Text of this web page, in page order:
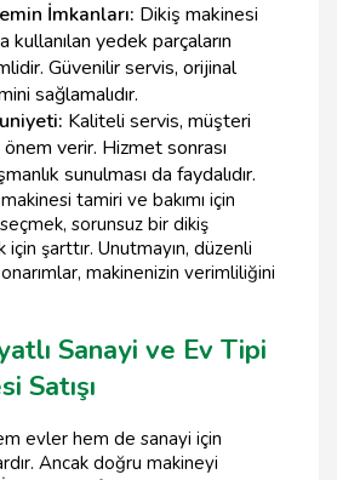
İmkanları: Dikiş makinesi
kullanılan yedek parçaların
Güvenilir servis, orijinal
sağlamalıdır.
Kaliteli servis, müşteri
verir. Hizmet sonrası
sunulması da faydalıdır.
tamiri ve bakımı için
sorunsuz bir dikiş
şarttır. Unutmayın, düzenli
makinenizin verimliliğini
Sanayi ve Ev Tipi
Satışı
evler hem de sanayi için
Ancak doğru makineyi